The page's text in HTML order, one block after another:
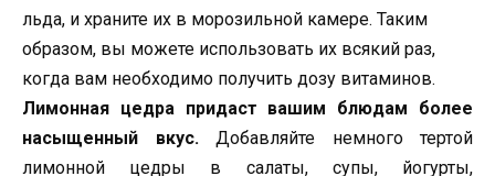
льда, и храните их в морозильной камере. Таким
образом, вы можете использовать их всякий раз,
когда вам необходимо получить дозу витаминов.
Лимонная цедра придаст вашим блюдам более
насыщенный вкус.Добавляйте немного тертой
лимонной цедры в салаты, супы, йогурты,